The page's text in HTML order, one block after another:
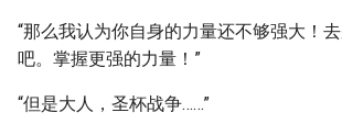
“那么我认为你自身的力量还不够强大！
吧。掌握更强的力量！”
“但是大人，圣杯战争……”